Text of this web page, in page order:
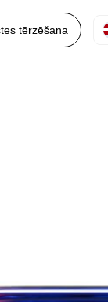
tērzēšana